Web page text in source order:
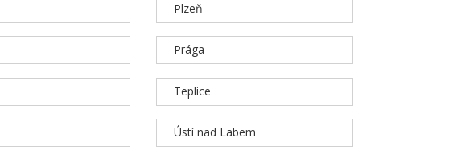
Plzeň
Prága
Teplice
Ústí nad Labem